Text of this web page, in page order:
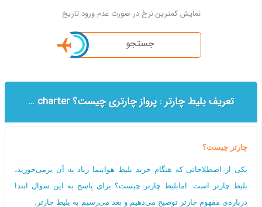
نمایش کمترین نرخ در صورت عدم ورود تاریخ
جستجو
تعریف بلیط چارتر : پرواز چارتری چیست؟ Full charter | seat charter
چارتر چیست؟
یکی از اصطلاحاتی که هنگام خرید بلیط هواپیما زیاد به آن برمی‌خورید،
بلیط چارتر است. امابلیط چارتر چیست؟ برای پاسخ به این سوال ابتدا
درباره‌ی مفهوم چارتر توضیح می‌دهیم و بعد می‌رسیم به بلیط چارتر.